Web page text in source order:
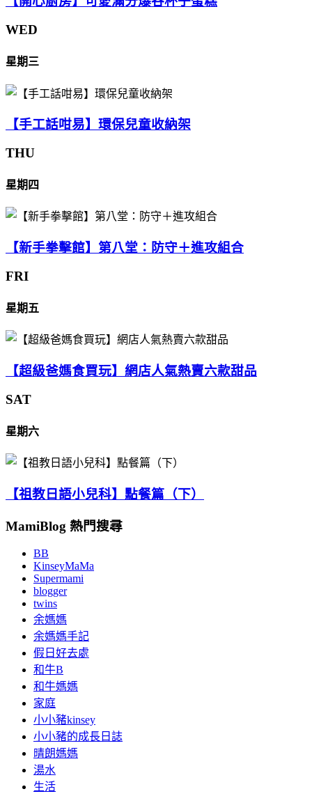
WED
星期三
【手工話咁易】環保兒童收納架
THU
星期四
【新手拳擊館】第八堂：防守＋進攻組合
FRI
星期五
【超級爸媽食買玩】網店人氣熱賣六款甜品
SAT
星期六
【祖教日語小兒科】點餐篇（下）
MamiBlog 熱門搜尋
BB
KinseyMaMa
Supermami
blogger
twins
余媽媽
余媽媽手記
假日好去處
和牛B
和牛媽媽
家庭
小小豬kinsey
小小豬的成長日誌
晴朗媽媽
湯水
生活